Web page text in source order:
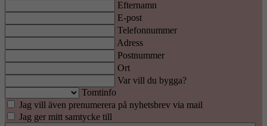
Efternamn
E-post
Telefonnummer
Adress
Postnummer
Ort
Var vill du bygga?
Tomtinfo
Jag vill även prenumerera på nyhetsbrev via mail
Jag ger mitt samtycke till